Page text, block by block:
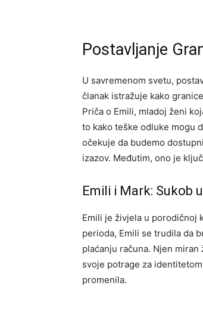
Postavljanje
U savremenom svetu,
članak istražuje kako
Priča o Emili, mladoj ženi
to kako teške odluke mogu
očekuje da budemo
izazov. Međutim, ono je
Emili i Mark: Sukob
Emili je živjela u porodičnoj
perioda, Emili se trudila da
plaćanju računa. Njen
svoje potrage za
promenila.